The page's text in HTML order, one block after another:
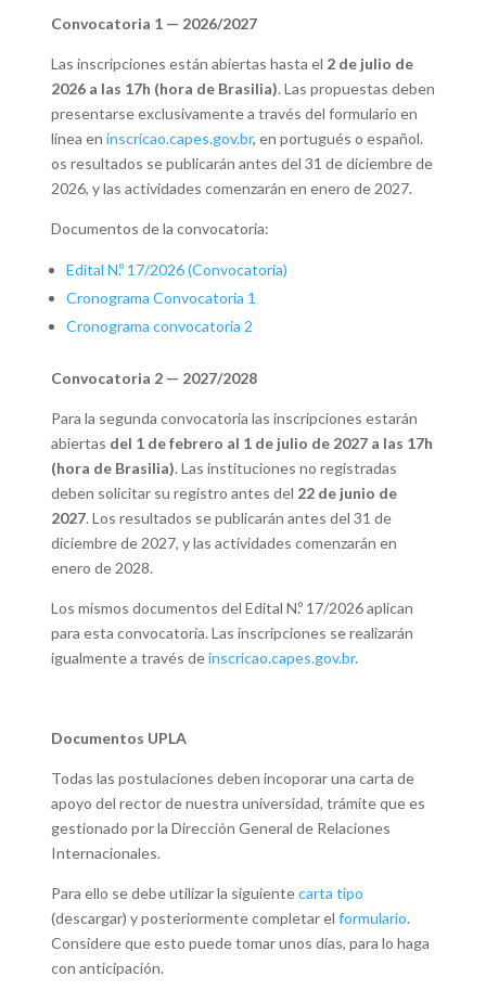
Convocatoria 1 — 2026/2027
Las inscripciones están abiertas hasta el 2 de julio de
2026 a las 17h (hora de Brasilia). Las propuestas deben
presentarse exclusivamente a través del formulario en
línea en inscricao.capes.gov.br, en portugués o español.
os resultados se publicarán antes del 31 de diciembre de
2026, y las actividades comenzarán en enero de 2027.
Documentos de la convocatoria:
Edital N.º 17/2026 (Convocatoria)
Cronograma Convocatoria 1
Cronograma convocatoria 2
Convocatoria 2 — 2027/2028
Para la segunda convocatoria las inscripciones estarán
abiertas del 1 de febrero al 1 de julio de 2027 a las 17h
(hora de Brasilia). Las instituciones no registradas
deben solicitar su registro antes del 22 de junio de
2027. Los resultados se publicarán antes del 31 de
diciembre de 2027, y las actividades comenzarán en
enero de 2028.
Los mismos documentos del Edital N.º 17/2026 aplican
para esta convocatoria. Las inscripciones se realizarán
igualmente a través deinscricao.capes.gov.br.
Documentos UPLA
Todas las postulaciones deben incoporar una carta de
apoyo del rector de nuestra universidad, trámite que es
gestionado por la Dirección General de Relaciones
Internacionales.
Para ello se debe utilizar la siguientecarta tipo
(descargar) y posteriormente completar el formulario.
Considere que esto puede tomar unos días, para lo haga
con anticipación.